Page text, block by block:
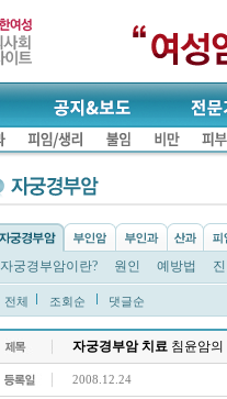
자궁경부암이란? 원인 예방법
전체 조회순 댓글순
자궁경부암 치료 침윤암의
2008.12.24